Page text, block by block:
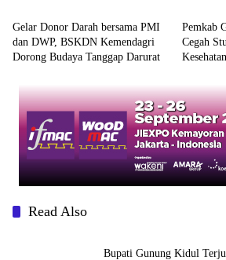
Gelar Donor Darah bersama PMI
dan DWP, BSKDN Kemendagri
Dorong Budaya Tanggap Darurat
Pemkab
Cegah
Read Also
Bupati Gunung Kidul